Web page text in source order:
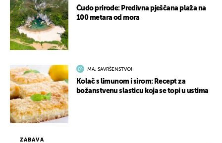
ZABAVA
Čudo prirode: Predivna pješčana plaža na
100 metara od mora
MA, SAVRŠENSTVO!
Kolač s limunom i sirom: Recept za
božanstvenu slasticu koja se topi u ustima